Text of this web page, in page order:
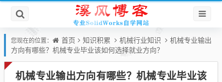
您现在的位置： 首页 知识积累 机械行业知识
机械专业输出
方向有哪些？机械专业毕业该如何选择就业方向？
机械专业输出方向有哪些？机械专业毕业该